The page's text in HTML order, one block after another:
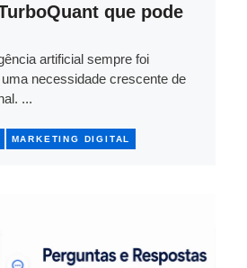
que pode
artificial sempre foi
necessidade crescente de
...
MARKETING DIGITAL